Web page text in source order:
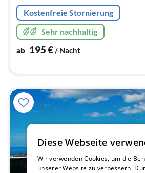
Kostenfreie Stornierung
Sehr nachhaltig
ab 195€/ Nacht
Diese Webseite
Wir verwenden Cookies, um die
unserer Website zu verbessern.